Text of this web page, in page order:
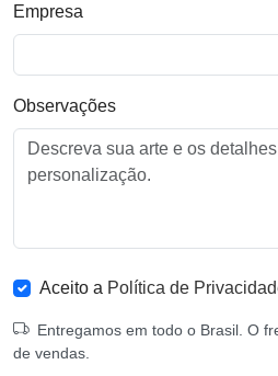
Empresa
Observações
Aceito a Política de
Entregamos em todo o Brasil. O
de vendas.